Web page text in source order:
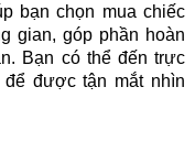
bạn chọn mua chiếc
gian, góp phần hoàn
Bạn có thể đến trực
để được tận mắt nhìn